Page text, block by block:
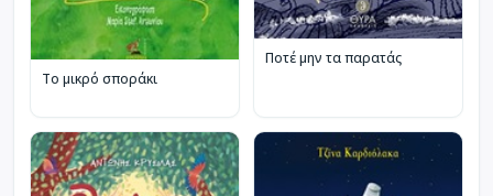
Το μικρό σποράκι
Ποτέ μην τα παρατάς